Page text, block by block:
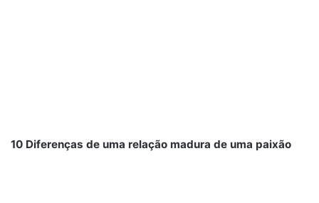
10 Diferenças de uma relação madura de uma paixão